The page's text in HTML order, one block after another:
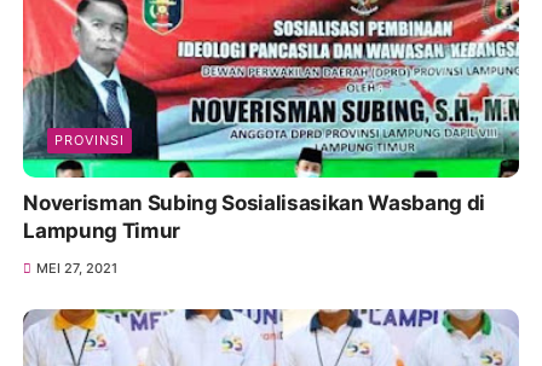
PROVINSI
Noverisman Subing Sosialisasikan Wasbang di
Lampung Timur
MEI 27, 2021